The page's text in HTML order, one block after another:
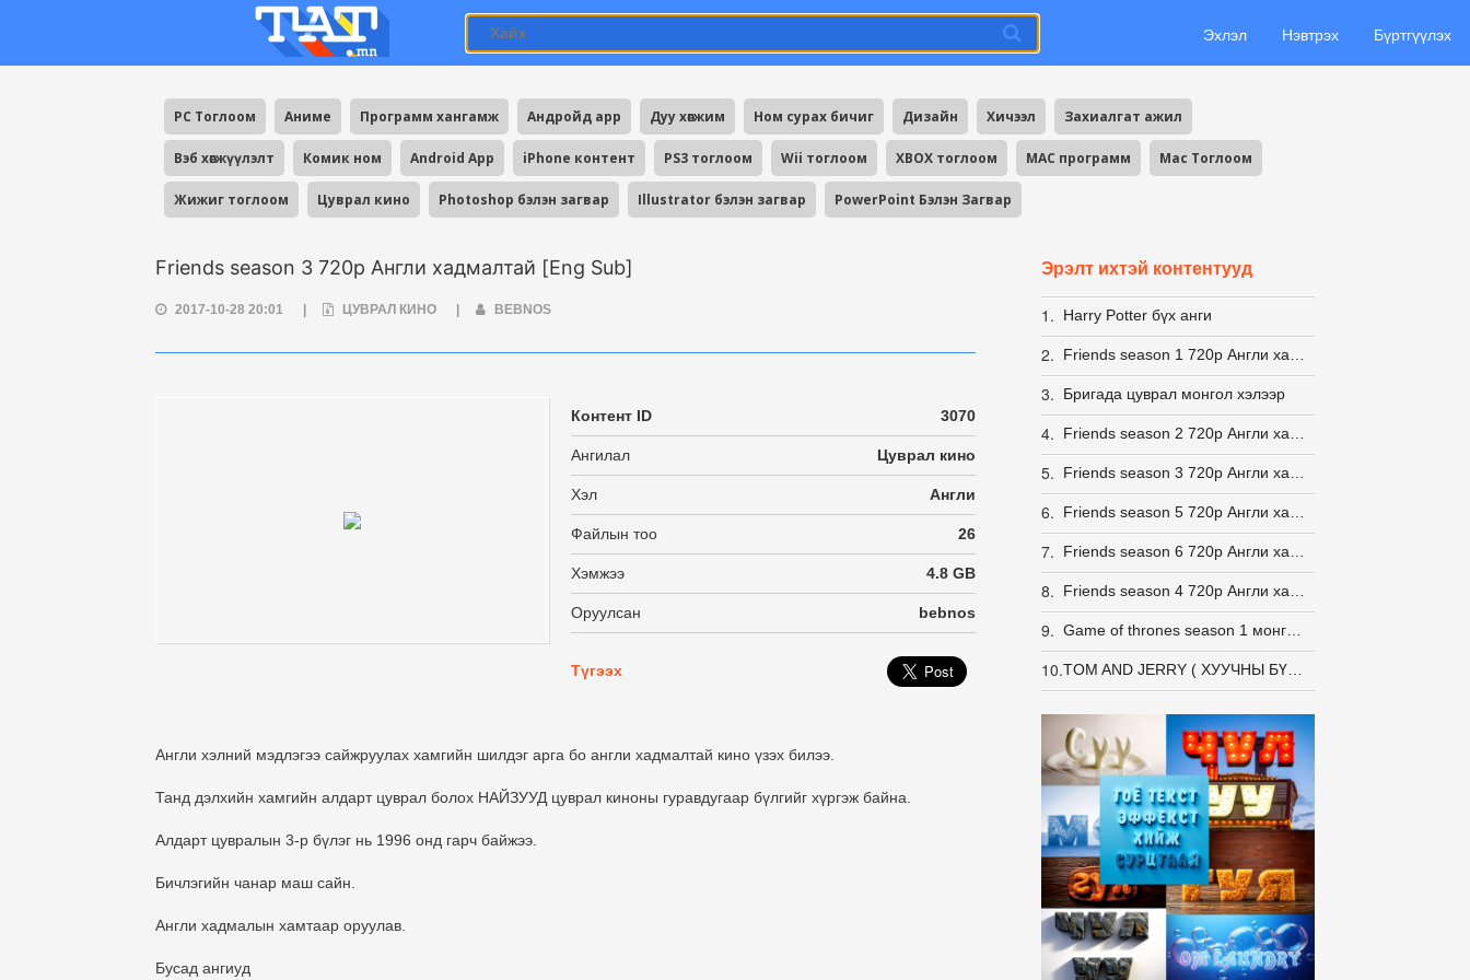
Эхлэл Нэвтрэх Бүртгүүлэх
PC Тоглоом Аниме Программ хангамж Андройд app Дуу хөгжим Ном сурах бичиг Дизайн Хичээл Захиалгат ажил
Вэб хөгжүүлэлт Комик ном Android App iPhone контент PS3 тоглоом Wii тоглоом XBOX тоглоом MAC программ Mac Тоглоом
Жижиг тоглоом Цуврал кино Photoshop бэлэн загвар Illustrator бэлэн загвар PowerPoint Бэлэн Загвар
Friends season 3 720p Англи хадмалтай [Eng Sub]
2017-10-28 20:01 ЦУВРАЛ КИНО BEBNOS
Контент ID 3070
Ангилал Цуврал кино
Хэл Англи
Файлын тоо 26
Хэмжээ 4.8 GB
Оруулсан bebnos
Түгээх
Англи хэлний мэдлэгээ сайжруулах хамгийн шилдэг арга бо англи хадмалтай кино үзэх билээ.
Танд дэлхийн хамгийн алдарт цуврал болох НАЙЗУУД цуврал киноны гуравдугаар бүлгийг хүргэж байна.
Алдарт цувралын 3-р бүлэг нь 1996 онд гарч байжээ.
Бичлэгийн чанар маш сайн.
Англи хадмалын хамтаар оруулав.
Бусад ангиуд
Эрэлт ихтэй контентууд
1. Harry Potter бүх анги
2.
3. Бригада цуврал монгол хэлээр
4.
5.
6.
7.
8.
9.
10.